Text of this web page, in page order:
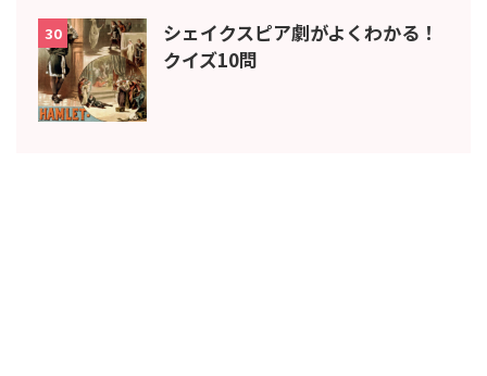
30
シェイクスピア劇がよくわかる！
クイズ10問